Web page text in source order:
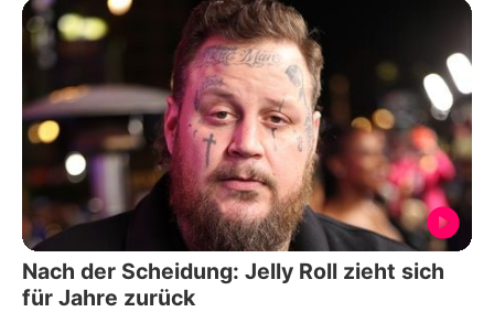
Nach der Scheidung: Jelly Roll zieht sich
für Jahre zurück